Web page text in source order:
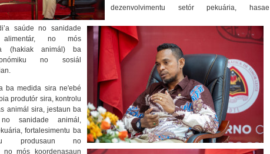
dezenvolvimentu setór pekuária, hasae
saúde no sanidade
alimentár, no mós
(hakiak animál) ba
no sosiál
ba medida sira ne'ebé
produtór sira, kontrolu
animál sira, jestaun ba
sanidade animál,
fortalesimentu ba
produsaun no
no mós koordenasaun